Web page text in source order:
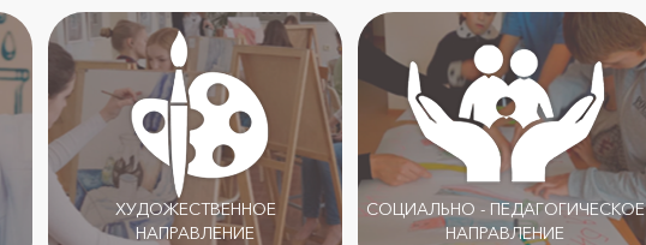
ХУДОЖЕСТВЕННОЕ
НАПРАВЛЕНИЕ
СОЦИАЛЬНО - ПЕДАГОГИЧЕСКОЕ
НАПРАВЛЕНИЕ